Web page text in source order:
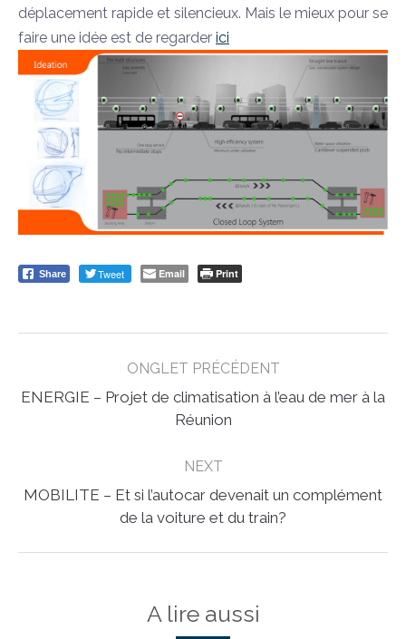
déplacement rapide et silencieux. Mais le mieux pour se
faire une idée est de regarder ici
Share Tweet Email Print
ONGLET PRÉCÉDENT
Previous
post:
ENERGIE – Projet de climatisation à l’eau de mer à la
Réunion
NEXT
Next
post:
MOBILITE – Et si l’autocar devenait un complément
de la voiture et du train?
A lire aussi